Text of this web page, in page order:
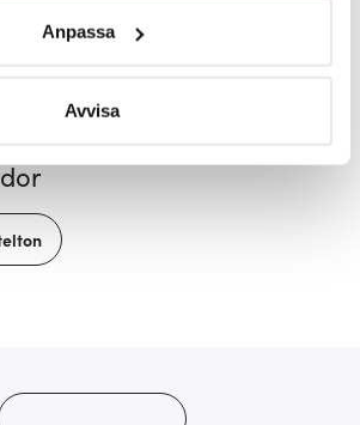
hur dina personliga uppgifter
dra tillbaka ditt samtycke när som
för att innehållet och annonserna
det som vi tror att du tycker om. Det
analysera vår trafik och göra
Anpassa
Avvisa
av våra kunder